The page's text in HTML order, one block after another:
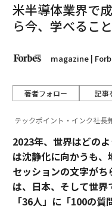
米半導体業界で
ら今、学べるこ
magazine |
著者フォロー 記事
テックポイント・インク社長
2023年、世界はどの
は沈静化に向かうも
セッションの文字がち
は、日本、そして世
「36人」に「100の質